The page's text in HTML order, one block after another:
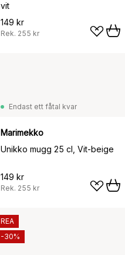
vit
149 kr
Rek. 255 kr
Endast ett fåtal kvar
Marimekko
Unikko mugg 25 cl, Vit-beige
149 kr
Rek. 255 kr
REA
-30%